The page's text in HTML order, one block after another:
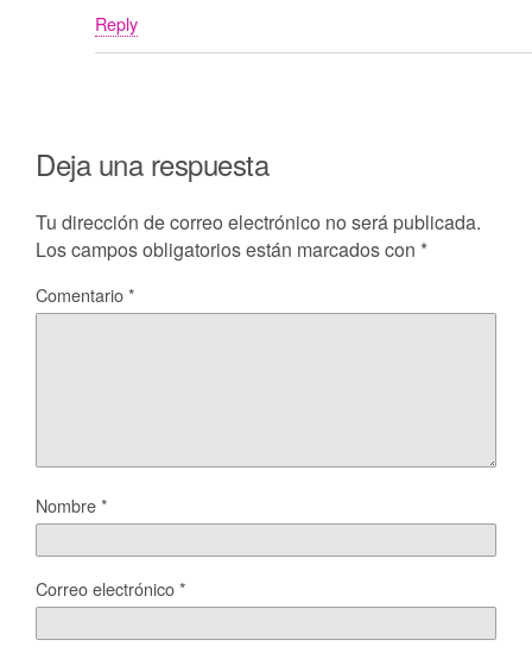
Reply
Deja una respuesta
Tu dirección de correo electrónico no será publicada.
Los campos obligatorios están marcados con *
Comentario*
Nombre*
Correo electrónico*